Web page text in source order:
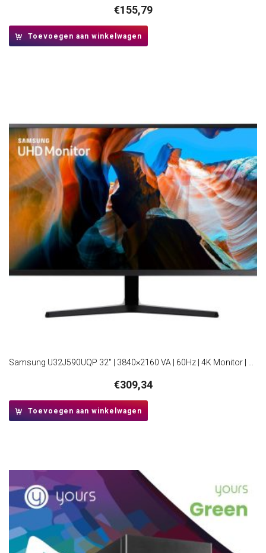
€155,79
Toevoegen aan winkelwagen
€309,34
Toevoegen aan winkelwagen